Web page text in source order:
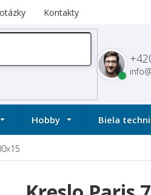
Kontakty
Hobby Biela